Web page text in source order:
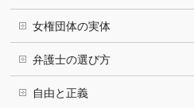
女権団体の実体
弁護士の選び方
自由と正義